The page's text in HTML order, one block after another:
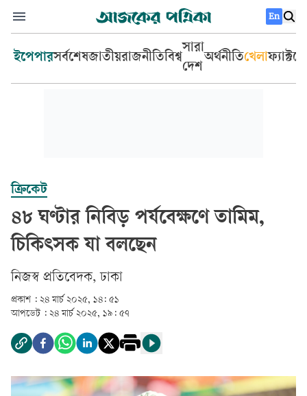
En
ইপেপারসর্বশেষজাতীয়রাজনীতিবিশ্ব
সারা
দেশ
অর্থনীতিখেলা
ক্রিকেট
৪৮ ঘণ্টার নিবিড় পর্যবেক্ষণে তামিম,
চিকিৎসক যা বলছেন
নিজস্ব প্রতিবেদক, ঢাকা
প্রকাশ : ২৪ মার্চ ২০২৫, ১৪: ৫১
আপডেট : ২৪ মার্চ ২০২৫, ১৯: ৫৭